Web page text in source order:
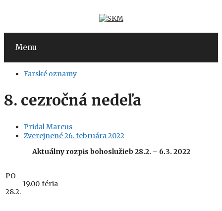
Menu
Farské oznamy
8. cezročná nedeľa
PridalMarcus
Zverejnené26. februára 2022
Aktuálnyrozpis bohoslužieb 28.2. – 6.3. 2022
PO
28.2.
19.00 féria